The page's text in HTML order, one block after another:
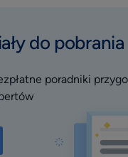
do pobrania
poradniki